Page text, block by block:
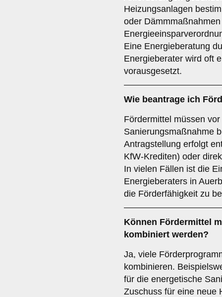
Heizungsanlagen
oder
Eine Energieberatung
Energieberater wird oft
vorausgesetzt.
Wie beantrage ich
Fördermittel müssen
Sanierungsmaßnahme
Antragstellung erfolgt
KfW-Krediten) oder
In vielen Fällen ist die
Energieberaters in
die Förderfähigkeit zu
Können Fördermittel
kombiniert werden?
Ja, viele
kombinieren.
für die energetische
Zuschuss für eine neue